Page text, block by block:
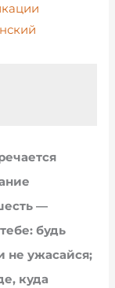
—
будь
не ужасайся;
куда